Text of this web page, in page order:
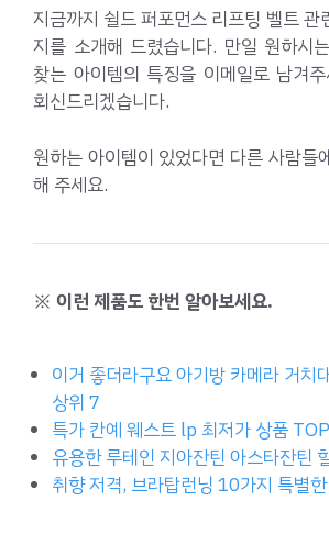
지금까지 쉴드 퍼포먼스 리프팅 벨트 관
지를 소개해 드렸습니다. 만일 원하시
찾는 아이템의 특징을 이메일로 남겨
회신드리겠습니다.
원하는 아이템이 있었다면 다른 사람들
해 주세요.
※ 이런 제품도 한번 알아보세요.
이거 좋더라구요 아기방 카메라 거치
상위 7
특가 칸예 웨스트 lp 최저가 상품
유용한 루테인 지아잔틴 아스타잔틴
취향 저격, 브라탑런닝 10가지 특별